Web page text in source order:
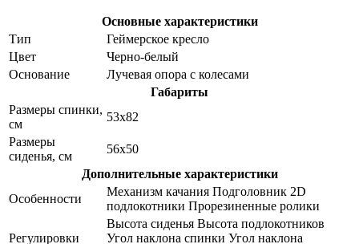
Основные характеристики
Тип
Геймерское кресло
Цвет
Черно-белый
Основание
Лучевая опора с колесами
Габариты
Размеры спинки,
см
53x82
Размеры
сиденья, см
56x50
Дополнительные характеристики
Особенности
Механизм качания Подголовник 2D
подлокотники Прорезиненные ролики
Регулировки
Высота сиденья Высота подлокотников
Угол наклона спинки Угол наклона